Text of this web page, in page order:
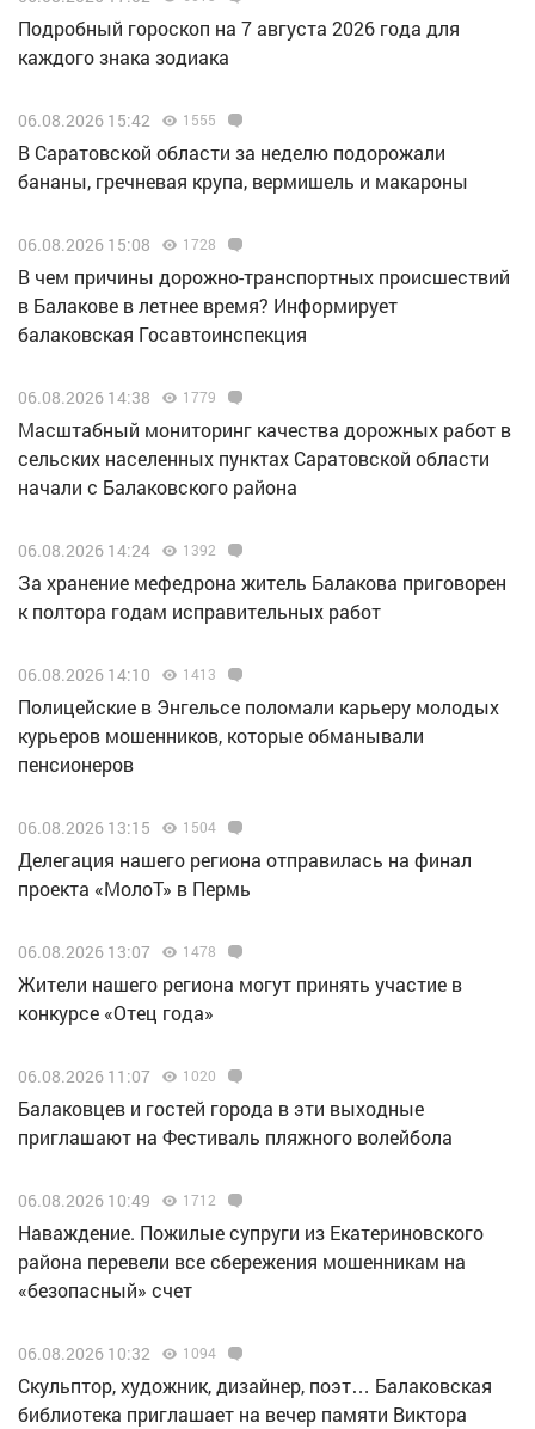
Подробный гороскоп на 7 августа 2026 года для
каждого знака зодиака
06.08.2026 15:42 1555
В Саратовской области за неделю подорожали
бананы, гречневая крупа, вермишель и макароны
06.08.2026 15:08 1728
В чем причины дорожно-транспортных происшествий
в Балакове в летнее время? Информирует
балаковская Госавтоинспекция
06.08.2026 14:38 1779
Масштабный мониторинг качества дорожных работ в
сельских населенных пунктах Саратовской области
начали с Балаковского района
06.08.2026 14:24 1392
За хранение мефедрона житель Балакова приговорен
к полтора годам исправительных работ
06.08.2026 14:10 1413
Полицейские в Энгельсе поломали карьеру молодых
курьеров мошенников, которые обманывали
пенсионеров
06.08.2026 13:15 1504
Делегация нашего региона отправилась на финал
проекта «МолоТ» в Пермь
06.08.2026 13:07 1478
Жители нашего региона могут принять участие в
конкурсе «Отец года»
06.08.2026 11:07 1020
Балаковцев и гостей города в эти выходные
приглашают на Фестиваль пляжного волейбола
06.08.2026 10:49 1712
Наваждение. Пожилые супруги из Екатериновского
района перевели все сбережения мошенникам на
«безопасный» счет
06.08.2026 10:32 1094
Скульптор, художник, дизайнер, поэт… Балаковская
библиотека приглашает на вечер памяти Виктора